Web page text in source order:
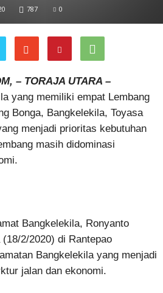
787 0
– TORAJA UTARA –
yang memiliki empat Lembang
Bonga, Bangkelekila, Toyasa
menjadi prioritas kebutuhan
masih didominasi
Bangkelekila, Ronyanto
2/2020) di Rantepao
Bangkelekila yang menjadi
jalan dan ekonomi.